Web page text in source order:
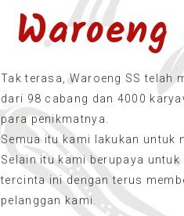
Tak terasa, Waroeng SS telah
dari 98 cabang dan 4000
para penikmatnya.
Semua itu kami lakukan untuk
Selain itu kami berupaya
tercinta ini dengan terus
pelanggan kami.